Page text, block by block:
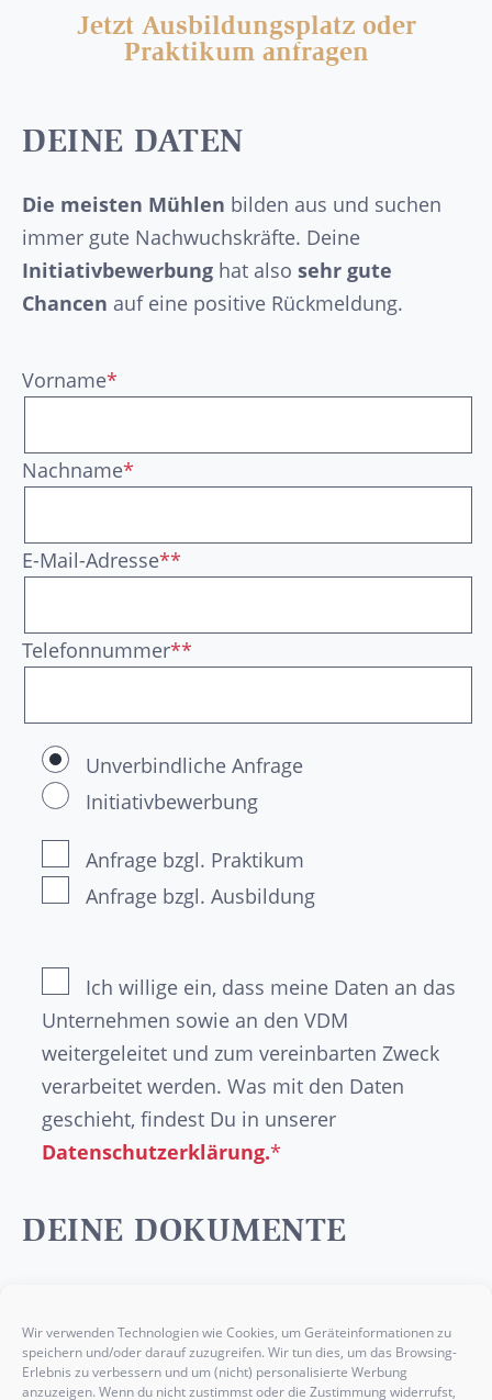
Wir verwenden Technologien wie Cookies, um Geräteinformationen zu
speichern und/oder darauf zuzugreifen. Wir tun dies, um das Browsing-
Erlebnis zu verbessern und um (nicht) personalisierte Werbung
anzuzeigen. Wenn du nicht zustimmst oder die Zustimmung widerrufst,
Jetzt Ausbildungsplatz oder
Praktikum anfragen
DEINE DATEN
Die meisten Mühlen bilden aus und suchen
immer gute Nachwuchskräfte. Deine
Initiativbewerbung hat also sehr gute
Chancen auf eine positive Rückmeldung.
Vorname*
Nachname*
E-Mail-Adresse**
Telefonnummer**
Unverbindliche Anfrage
Initiativbewerbung
Anfrage bzgl. Praktikum
Anfrage bzgl. Ausbildung
Ich willige ein, dass meine Daten an das
Unternehmen sowie an den VDM
weitergeleitet und zum vereinbarten Zweck
verarbeitet werden. Was mit den Daten
geschieht, findest Du in unserer
Datenschutzerklärung.*
DEINE DOKUMENTE
wie deinAbschlusszeugnis , deinen
Lebenslauf, einAnschreibenoder etwaige
Praktikumsbelegehier einfügen.